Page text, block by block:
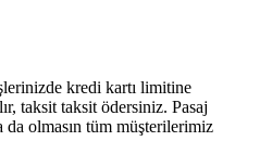
kredi kartı limitine
taksit taksit ödersiniz. Pasaj
olmasın tüm müşterilerimiz